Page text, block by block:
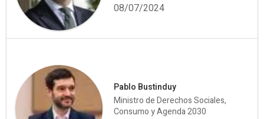
08/07/2024
Pablo Bustinduy
Ministro de Derechos Sociales,
Consumo y Agenda 2030